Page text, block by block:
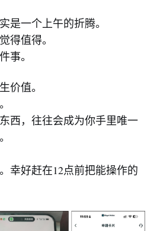
是一个上午的折腾。
得值得。
事。
价值。
西，往往会成为你手里唯一
幸好赶在12点前把能操作的